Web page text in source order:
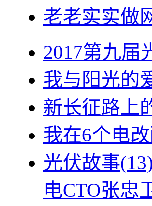
老老实实做
2017第九届
我与阳光的
新长征路上
我在6个电
光伏故事
电CTO张忠